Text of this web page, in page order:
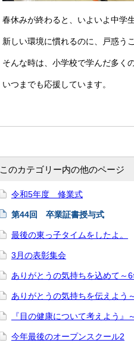
春休みが終わると、いよいよ中学生
新しい環境に慣れるのに、戸惑う
そんな時は、小学校で学んだ多く
いつまでも応援しています。
このカテゴリー内の他のページ
令和5年度 修業式
第44回 卒業証書授与式
最後の東っ子タイムをしたよ。
3月の表彰集会
ありがとうの気持ちを込めて～
ありがとうの気持ちを伝えよう
『目の健康について考えよう』
今年最後のオープンスクール2